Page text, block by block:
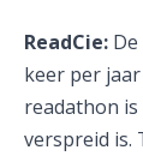
ReadCie:
keer per
readathon
verspreid is.